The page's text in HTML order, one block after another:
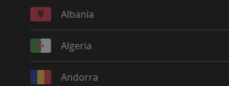
Albania
Algeria
Andorra